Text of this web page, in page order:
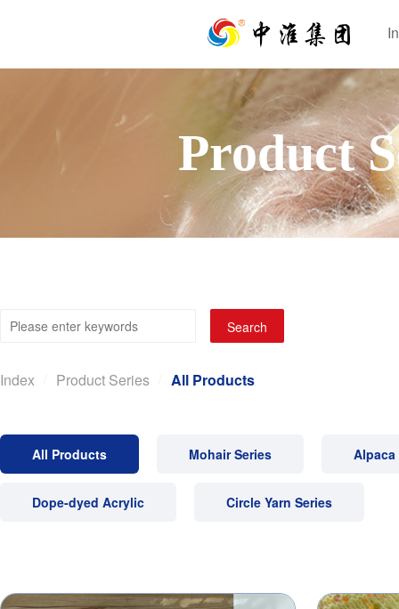
Product
Search
Index Product Series All Products
All Products Mohair Series Alpaca
Dope-dyed Acrylic Circle Yarn Series